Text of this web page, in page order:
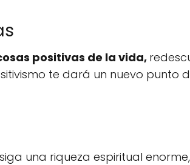
positivas de la vida,
te dará un nuevo punto
una riqueza espiritual